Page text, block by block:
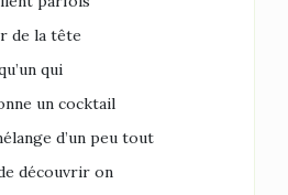
de la tête
qui
un cocktail
d’un peu tout
découvrir on